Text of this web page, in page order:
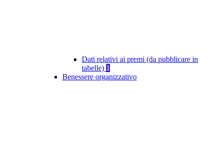
Dati relativi ai premi (da pubblicare in
tabelle) 1
Benessere organizzativo